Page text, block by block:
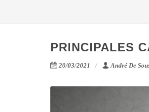
PRINCIPALES
20/03/2021 André De